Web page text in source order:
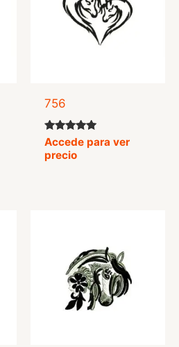
756
Valorado
con
5.00
Accede para ver
precio